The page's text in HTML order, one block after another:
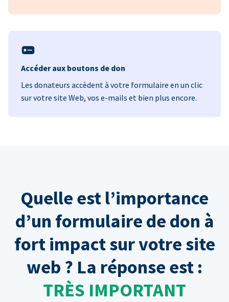
Accéder aux boutons de don
Les donateurs accèdent à votre formulaire en un clic
sur votre site Web, vos e-mails et bien plus encore.
Quelle est l’importance
d’un formulaire de don à
fort impact sur votre site
web ? La réponse est :
TRÈS IMPORTANT